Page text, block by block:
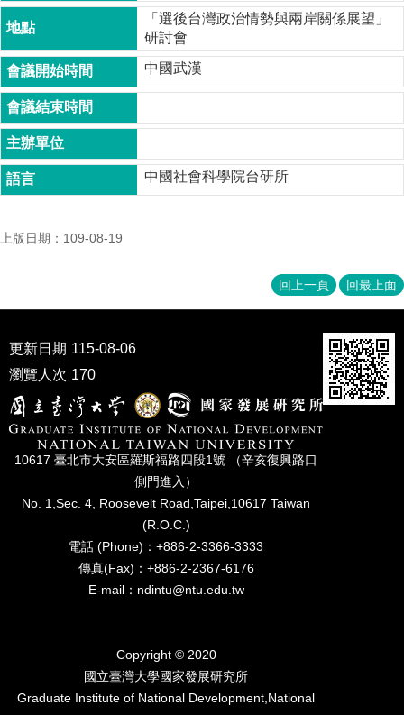
班
士
班
在
職
專
班
研
展
研
究
期
刊
口
專
「選後台灣政治情勢與兩岸關係展望」
研討會
中國武漢
中國社會科學院台研所
上版日期：109-08-19
回上一頁 回最上面
更新日期 115-08-06
瀏覽人次 170
10617 臺北市⼤安區羅斯福路四段1號 （辛亥復興路⼝
側⾨進入）
No. 1,Sec. 4, Roosevelt Road,Taipei,10617 Taiwan
(R.O.C.)
電話 (Phone)：+886-2-3366-3333
傳真(Fax)：+886-2-2367-6176
E-mail：ndintu@ntu.edu.tw
Copyright © 2020
國立臺灣⼤學國家發展研究所
Graduate Institute of National Development,National